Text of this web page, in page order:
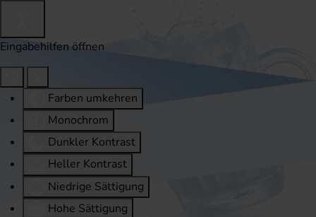
Eingabehilfen öffnen
Farben umkehren
Monochrom
Dunkler Kontrast
Heller Kontrast
Niedrige Sättigung
Hohe Sättigung